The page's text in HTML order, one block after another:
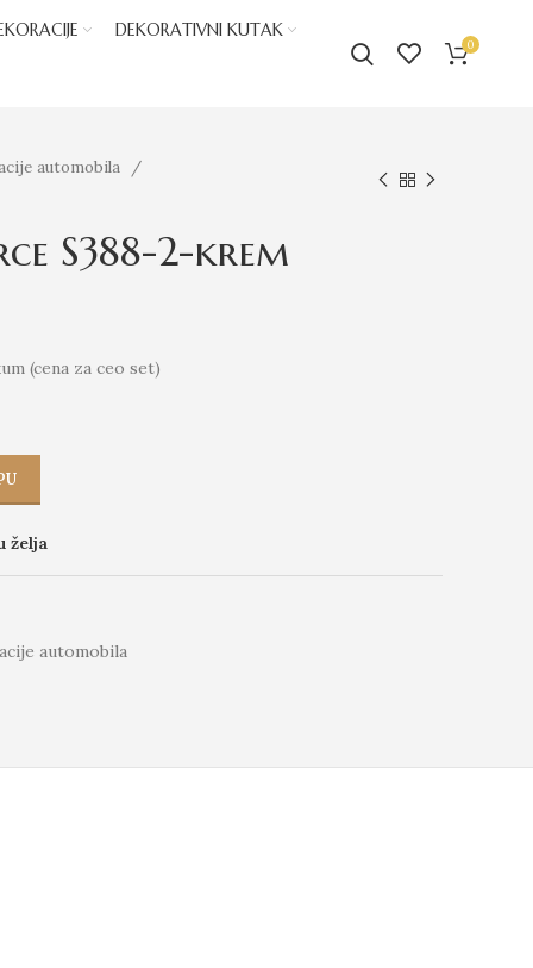
DEKORATIVNI KUTAK
0
automobila
S388-2-krem
(cena za ceo set)
želja
automobila